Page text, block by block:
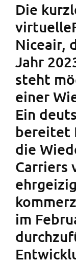
Die
Niceair,
Jahr
steht
einer
Ein
bereitet
die
Carriers
im